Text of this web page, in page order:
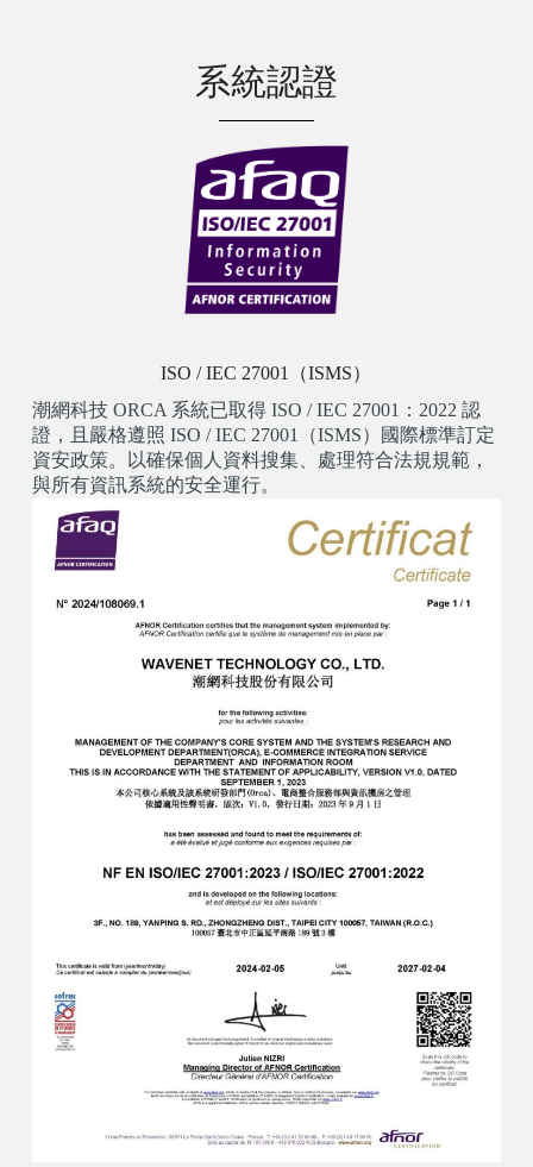
系統認證
ISO / IEC 27001（ISMS）
潮網科技 ORCA 系統已取得 ISO / IEC 27001：2022 認
證，且嚴格遵照 ISO / IEC 27001（ISMS）國際標準訂定
資安政策。以確保個人資料搜集、處理符合法規規範，
與所有資訊系統的安全運行。